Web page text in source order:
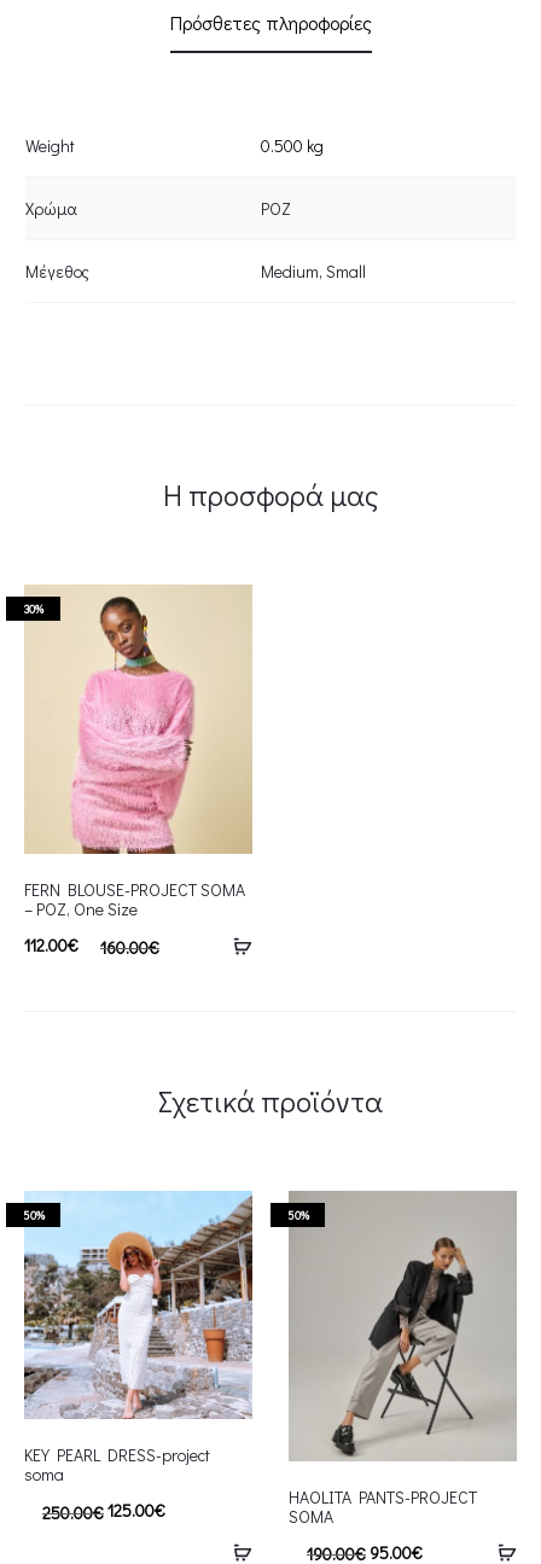
Πρόσθετες πληροφορίες
Weight 0.500 kg
Χρώμα ΡΟΖ
Μέγεθος Medium, Small
Η προσφορά μας
30%
FERN BLOUSE-PROJECT SOMA
– ΡΟΖ, One Size
160.00€
112.00€
Σχετικά προϊόντα
50%
KEY PEARL DRESS-project
soma
250.00€125.00€
50%
HAOLITA PANTS-PROJECT
SOMA
190.00€ 95.00€